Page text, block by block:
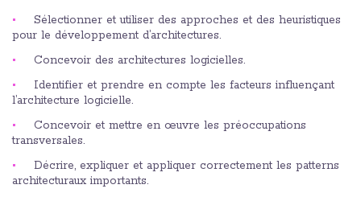
Sélectionner et utiliser des approches et des heuristiques
pour le développement d’architectures.
Concevoir des architectures logicielles.
Identifier et prendre en compte les facteurs influençant
l’architecture logicielle.
Concevoir et mettre en œuvre les préoccupations
transversales.
Décrire, expliquer et appliquer correctement les patterns
architecturaux importants.